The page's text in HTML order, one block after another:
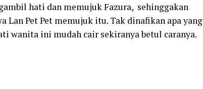
hati dan memujuk Fazura, sehinggakan
Lan Pet Pet memujuk itu. Tak dinafikan apa yang
wanita ini mudah cair sekiranya betul caranya.